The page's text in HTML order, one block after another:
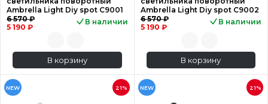
Ambrella Light Diy spot C9001
6 570 ₽
5 190 ₽
В наличии
В корзину
Ambrella Light Diy spot C9002
6 570 ₽
5 190 ₽
В наличии
В корзину
NEW 21% NEW 21%